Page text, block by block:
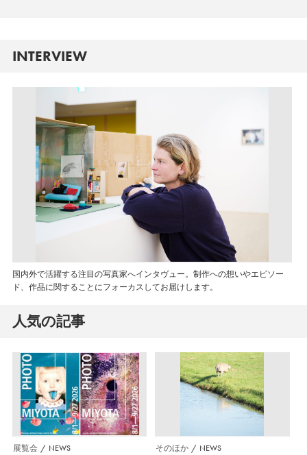
INTERVIEW
国内外で活躍する注目の写真家へインタヴュー。制作への想いやエピソー
ド、作品に関することにフォーカスしてお届けします。
人気の記事
展覧会 NEWS そのほか NEWS